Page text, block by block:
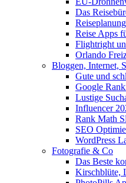
Das
Reise Apps
Flightright
Orlando
Bloggen, Internet,
Gute und
Google
Lustige
Influencer
Rank Math
SEO
WordPress
Fotografie & Co
Das Beste
Kirschblüte,